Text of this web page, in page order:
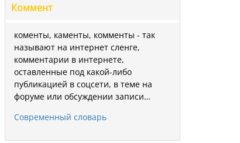
Коммент
коменты, каменты, комменты - так
называют на интернет сленге,
комментарии в интернете,
оставленные под какой-либо
публикацией в соцсети, в теме на
форуме или обсуждении записи…
Современный словарь